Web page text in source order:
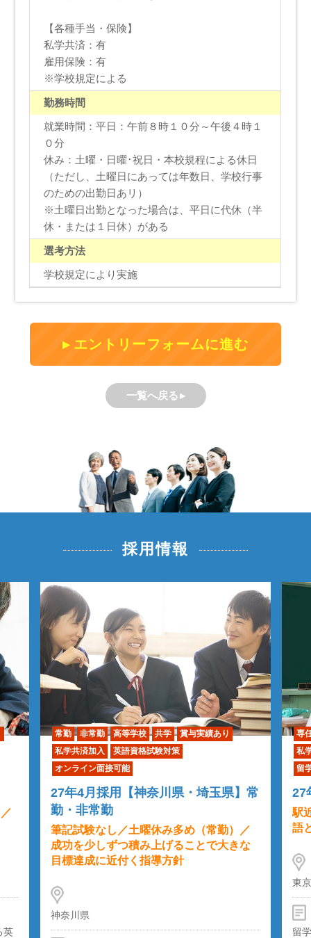
【各種手当・保険】
私学共済：有
雇用保険：有
※学校規定による
勤務時間
就業時間：平日：午前８時１０分～午後４時１
０分
休み：土曜・日曜･祝日・本校規程による休日
（ただし、土曜日にあっては年数日、学校行事
のための出勤日あリ）
※土曜日出勤となった場合は、平日に代休（半
休・または１日休）がある
選考方法
学校規定により実施
エントリーフォームに進む
一覧へ戻る
採用情報
英
常勤 非常勤 高等学校 共学
賞与実績あり
私学共済加入
英語資格試験対策
オンライン面接可能
27年4月採用【神奈川県・埼玉県】常
勤・非常勤
筆記試験なし／土曜休み多め（常勤）／
成功を少しずつ積み上げることで大きな
目標達成に近付く指導方針
神奈川県
専
私
留
27
駅
語
東
留